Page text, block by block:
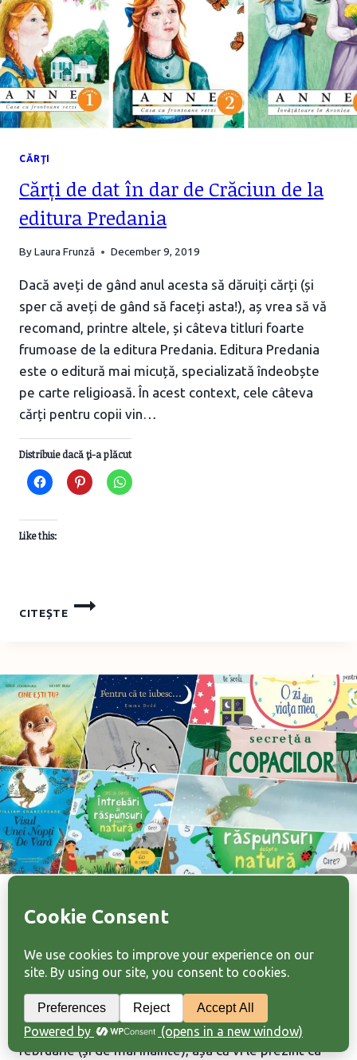
CĂRŢI
Cărți de dat în dar de Crăciun de la
editura Predania
ByLaura Frunză December 9, 2019
Dacă aveți de gând anul acesta să dăruiți cărți (și
sper că aveți de gând să faceți asta!), aș vrea să vă
recomand, printre altele, și câteva titluri foarte
frumoase de la editura Predania. Editura Predania
este o editură mai micuță, specializată îndeobște
pe carte religioasă. În acest context, cele câteva
cărți pentru copii vin…
Distribuie dacă ţi-a plăcut
Like this:
CITEȘTE
CĂRȚI
DE
DE
CRĂCIUN
DE
LA
EDITURA
PREDANIA
Noi apariții la editura Univers
Enciclopedic Junior – februarie 2021
ByLaura Frunză March 7, 2021
Știu că suntem în martie, dar astea sunt apariții din
februarie (și de mai înainte), așa că vi le prezint ca